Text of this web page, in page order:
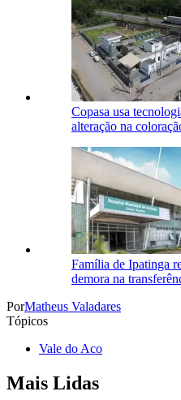
Copasa usa
alteração na
Família de Ipatinga
demora na
PorMatheus Valadares
Tópicos
Vale do Aco
Mais Lidas